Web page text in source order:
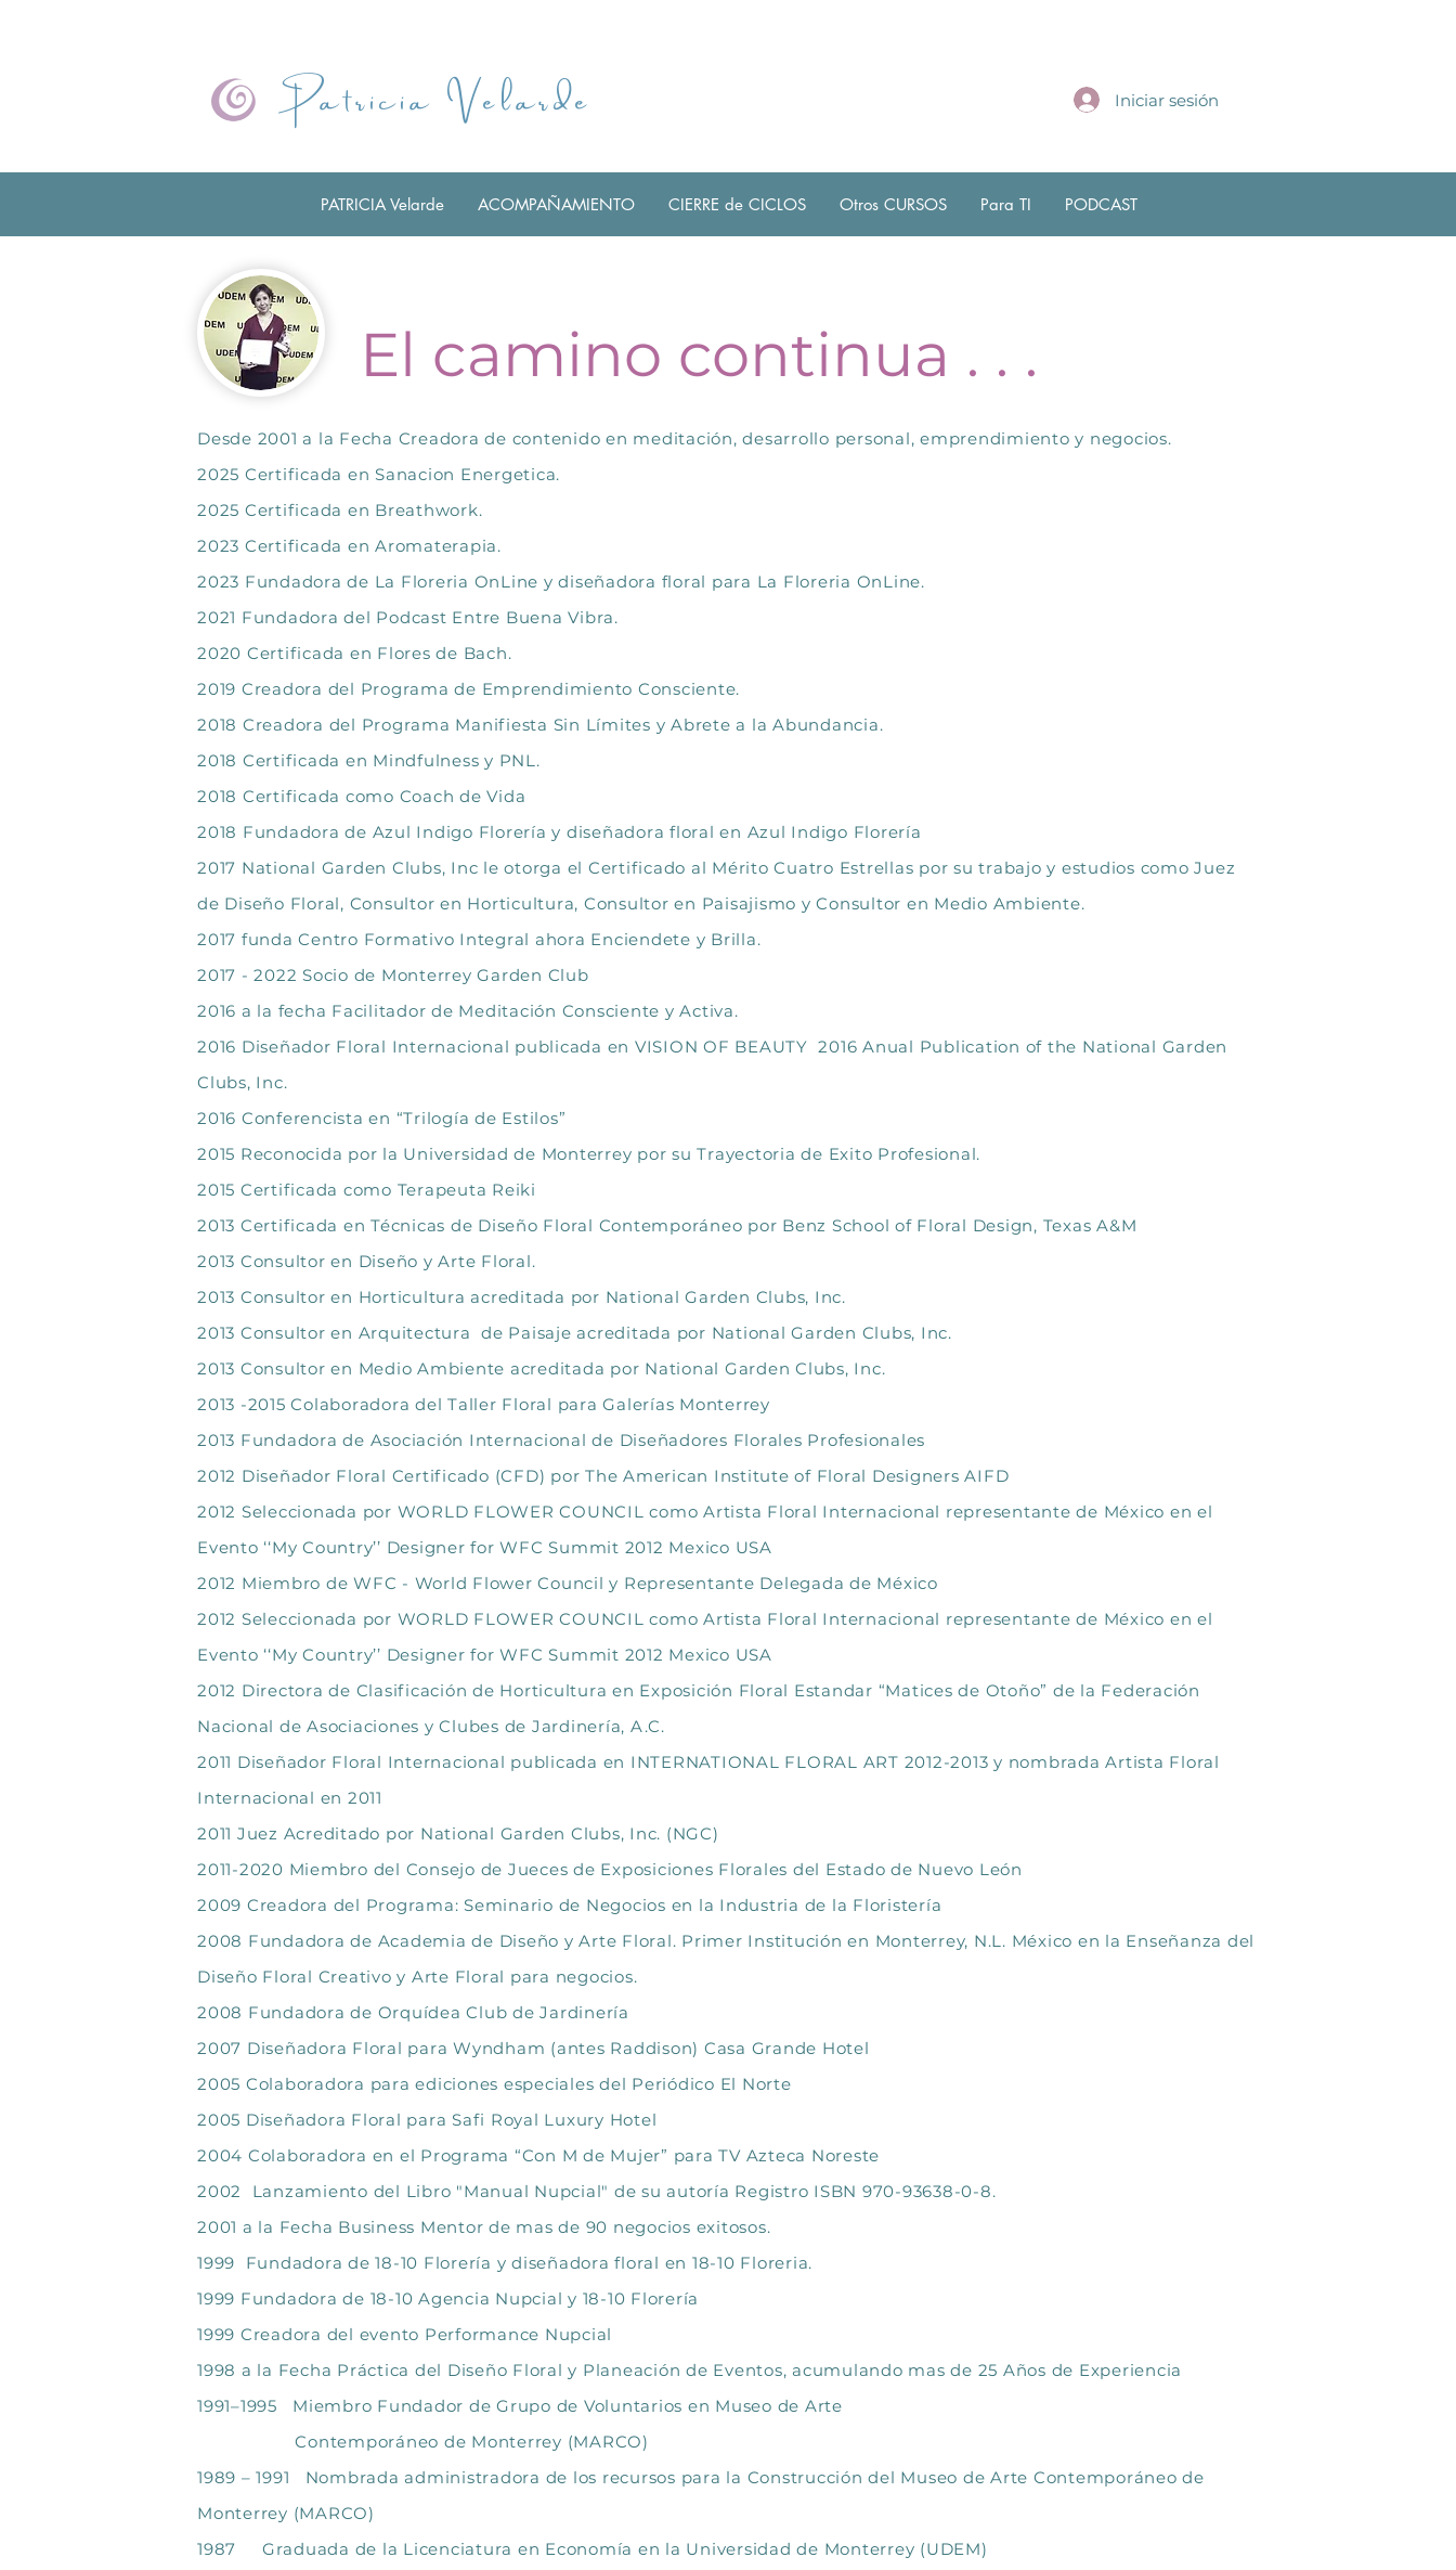
Patricia Velarde Iniciar sesión
PATRICIA Velarde ACOMPAÑAMIENTO CIERRE de CICLOS Otros CURSOS Para TI PODCAST
El camino continua . . .
Desde 2001 a la Fecha Creadora de contenido en meditación, desarrollo personal, emprendimiento y negocios.
2025 Certificada en Sanacion Energetica.
2025 Certificada en Breathwork.
2023 Certificada en Aromaterapia.
2023 Fundadora de La Floreria OnLine y diseñadora floral para La Floreria OnLine.
2021 Fundadora del Podcast Entre Buena Vibra.
2020 Certificada en Flores de Bach.
2019 Creadora del Programa de Emprendimiento Consciente.
2018 Creadora del Programa Manifiesta Sin Límites y Abrete a la Abundancia.
2018 Certificada en Mindfulness y PNL.
2018 Certificada como Coach de Vida
2018 Fundadora de Azul Indigo Florería y diseñadora floral en Azul Indigo Florería
2017 National Garden Clubs, Inc le otorga el Certificado al Mérito Cuatro Estrellas por su trabajo y estudios como Juez
de Diseño Floral, Consultor en Horticultura, Consultor en Paisajismo y Consultor en Medio Ambiente.
2017 funda Centro Formativo Integral ahora Enciendete y Brilla.
2017 - 2022 Socio de Monterrey Garden Club
2016 a la fecha Facilitador de Meditación Consciente y Activa.
2016 Diseñador Floral Internacional publicada en VISION OF BEAUTY 2016 Anual Publication of the National Garden
Clubs, Inc.
2016 Conferencista en “Trilogía de Estilos”
2015 Reconocida por la Universidad de Monterrey por su Trayectoria de Exito Profesional.
2015 Certificada como Terapeuta Reiki
2013 Certificada en Técnicas de Diseño Floral Contemporáneo por Benz School of Floral Design, Texas A&M
2013 Consultor en Diseño y Arte Floral.
2013 Consultor en Horticultura acreditada por National Garden Clubs, Inc.
2013 Consultor en Arquitectura de Paisaje acreditada por National Garden Clubs, Inc.
2013 Consultor en Medio Ambiente acreditada por National Garden Clubs, Inc.
2013 -2015 Colaboradora del Taller Floral para Galerías Monterrey
2013 Fundadora de Asociación Internacional de Diseñadores Florales Profesionales
2012 Diseñador Floral Certificado (CFD) por The American Institute of Floral Designers AIFD
2012 Seleccionada por WORLD FLOWER COUNCIL como Artista Floral Internacional representante de México en el
Evento ‘‘My Country’’ Designer for WFC Summit 2012 Mexico USA
2012 Miembro de WFC - World Flower Council y Representante Delegada de México
2012 Seleccionada por WORLD FLOWER COUNCIL como Artista Floral Internacional representante de México en el
Evento ‘‘My Country’’ Designer for WFC Summit 2012 Mexico USA
2012 Directora de Clasificación de Horticultura en Exposición Floral Estandar “Matices de Otoño” de la Federación
Nacional de Asociaciones y Clubes de Jardinería, A.C.
2011 Diseñador Floral Internacional publicada en INTERNATIONAL FLORAL ART 2012-2013 y nombrada Artista Floral
Internacional en 2011
2011 Juez Acreditado por National Garden Clubs, Inc. (NGC)
2011-2020 Miembro del Consejo de Jueces de Exposiciones Florales del Estado de Nuevo León
2009 Creadora del Programa: Seminario de Negocios en la Industria de la Floristería
2008 Fundadora de Academia de Diseño y Arte Floral. Primer Institución en Monterrey, N.L. México en la Enseñanza del
Diseño Floral Creativo y Arte Floral para negocios.
2008 Fundadora de Orquídea Club de Jardinería
2007 Diseñadora Floral para Wyndham (antes Raddison) Casa Grande Hotel
2005 Colaboradora para ediciones especiales del Periódico El Norte
2005 Diseñadora Floral para Safi Royal Luxury Hotel
2004 Colaboradora en el Programa “Con M de Mujer” para TV Azteca Noreste
2002 Lanzamiento del Libro "Manual Nupcial" de su autoría Registro ISBN 970-93638-0-8.
2001 a la Fecha Business Mentor de mas de 90 negocios exitosos.
1999 Fundadora de 18-10 Florería y diseñadora floral en 18-10 Floreria.
1999 Fundadora de 18-10 Agencia Nupcial y 18-10 Florería
1999 Creadora del evento Performance Nupcial
1998 a la Fecha Práctica del Diseño Floral y Planeación de Eventos, acumulando mas de 25 Años de Experiencia
1991–1995 Miembro Fundador de Grupo de Voluntarios en Museo de Arte
Contemporáneo de Monterrey (MARCO)
1989 – 1991 Nombrada administradora de los recursos para la Construcción del Museo de Arte Contemporáneo de
Monterrey (MARCO)
1987 Graduada de la Licenciatura en Economía en la Universidad de Monterrey (UDEM)